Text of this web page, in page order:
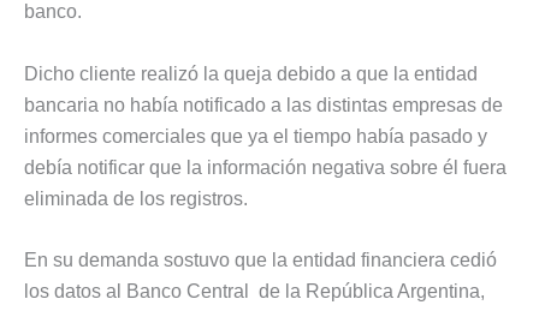
banco.
Dicho cliente realizó la queja debido a que la entidad
bancaria no había notificado a las distintas empresas de
informes comerciales que ya el tiempo había pasado y
debía notificar que la información negativa sobre él fuera
eliminada de los registros.
En su demanda sostuvo que la entidad financiera cedió
los datos al Banco Central de la República Argentina,